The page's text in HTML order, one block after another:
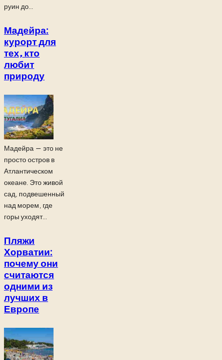
руин до...
Мадейра:
курорт для
тех, кто
любит
природу
Мадейра — это не
просто остров в
Атлантическом
океане. Это живой
сад, подвешенный
над морем, где
горы уходят...
Пляжи
Хорватии:
почему они
считаются
одними из
лучших в
Европе